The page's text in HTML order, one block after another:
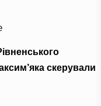
скерували